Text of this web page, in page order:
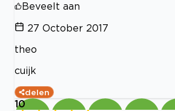
Beveelt aan
27 October 2017
theo
cuijk
delen
10